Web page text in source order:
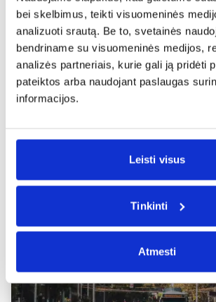
bei skelbimus, teikti visuomeninės
analizuoti srautą. Be to, svetainės
bendriname su visuomeninės medijos,
analizės partneriais, kurie gali ją pridėti
pateiktos arba naudojant paslaugas
informacijos.
Leisti visus
Tinkinti
Atmesti